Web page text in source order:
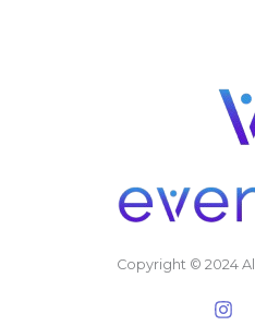
Copyright © 2024